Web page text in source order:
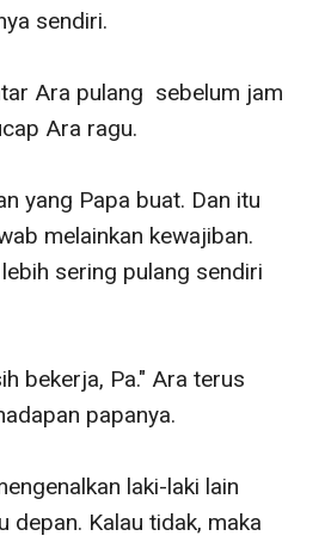
sendiri.
Ara pulang  sebelum jam
Ara ragu.
yang Papa buat. Dan itu
melainkan kewajiban.
sering pulang sendiri
bekerja, Pa." Ara terus
papanya.
laki-laki lain
depan. Kalau tidak, maka